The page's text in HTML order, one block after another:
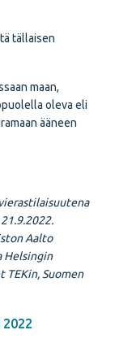
tällaisen
maan,
oleva eli
ääneen
Aalto
Helsingin
TEKin, Suomen